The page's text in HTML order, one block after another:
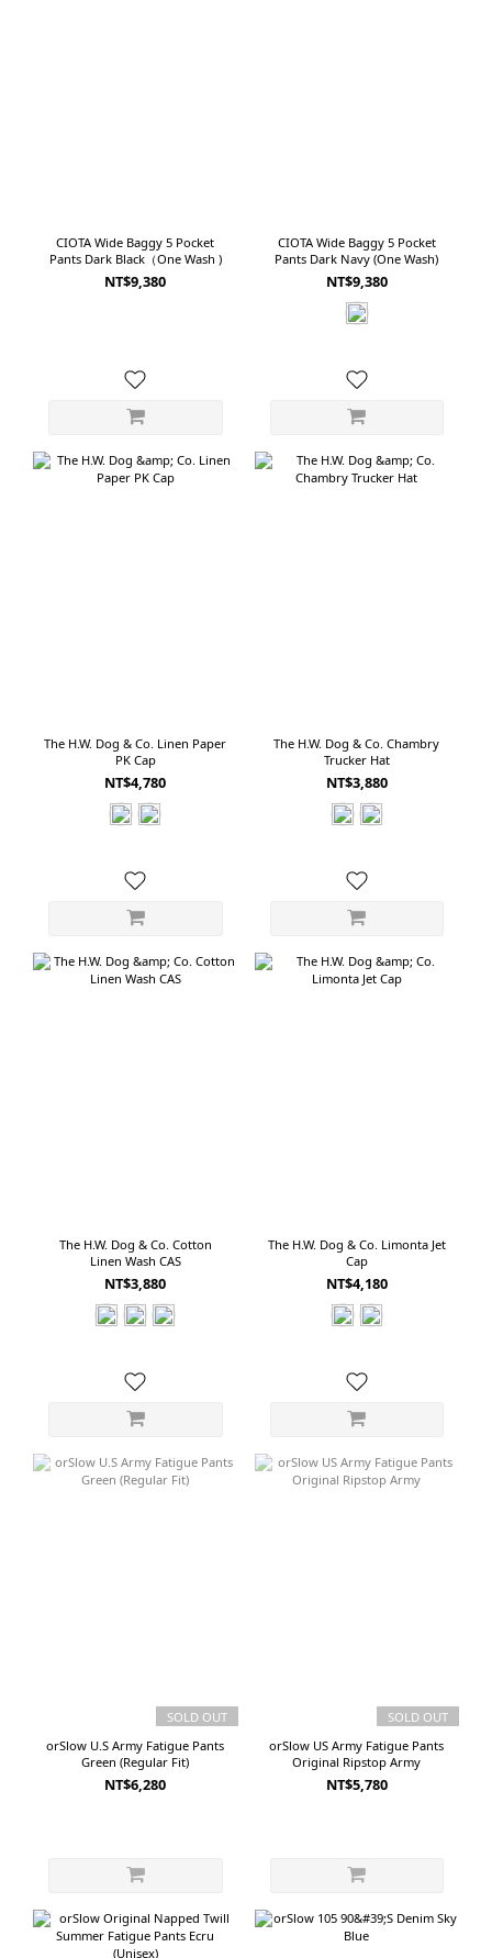
CIOTA Wide Baggy 5 Pocket
Pants Dark Black（One Wash )
NT$9,380
CIOTA Wide Baggy 5 Pocket
Pants Dark Navy (One Wash)
NT$9,380
The H.W. Dog & Co. Linen Paper
PK Cap
NT$4,780
The H.W. Dog & Co. Chambry
Trucker Hat
NT$3,880
The H.W. Dog & Co. Cotton
Linen Wash CAS
NT$3,880
The H.W. Dog & Co. Limonta Jet
Cap
NT$4,180
SOLD OUT
orSlow U.S Army Fatigue Pants
Green (Regular Fit)
NT$6,280
SOLD OUT
orSlow US Army Fatigue Pants
Original Ripstop Army
NT$5,780